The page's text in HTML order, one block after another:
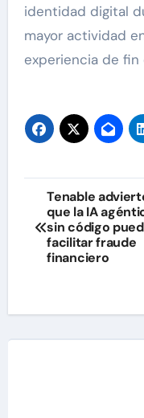
identidad digital
mayor actividad
experiencia de fin
de
entradas
Tenable
que la IA
sin código
facilitar fraude
financiero